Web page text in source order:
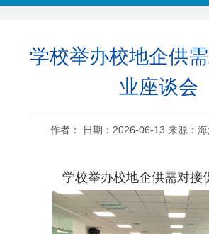
学校举办校地企供
业座谈会
作者： 日期：2026-06-13 来源：
学校举办校地企供需对接